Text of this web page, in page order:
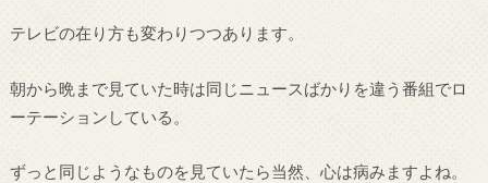
テレビの在り方も変わりつつあります。
朝から晩まで見ていた時は同じニュースばかりを違う番組でロ
ーテーションしている。
ずっと同じようなものを見ていたら当然、心は病みますよね。